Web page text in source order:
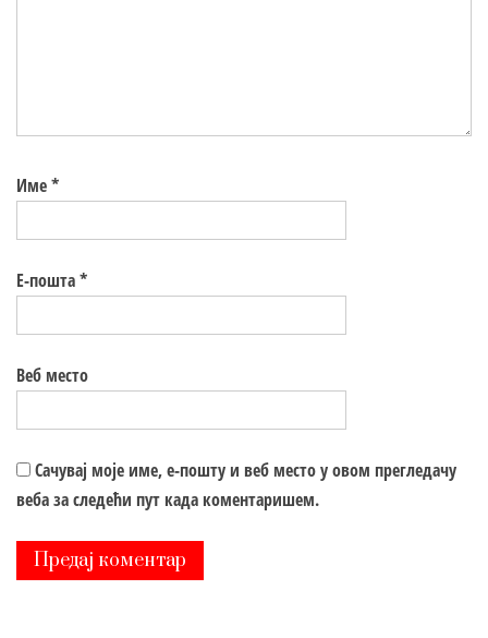
Име*
Е-пошта*
Веб место
Сачувај моје име, е-пошту и веб место у овом прегледачу
веба за следећи пут када коментаришем.